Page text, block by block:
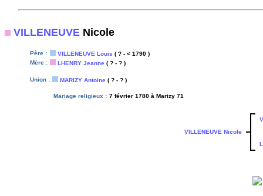
VILLENEUVE Nicole
Père : VILLENEUVE Louis ( ? - < 1790 )
Mère :
LHENRY Jeanne ( ? - ? )
Union : MARIZY Antoine ( ? - ? )
Mariage religieux : 7 février 1780 à Marizy 71
VILLENEUVE Nicole